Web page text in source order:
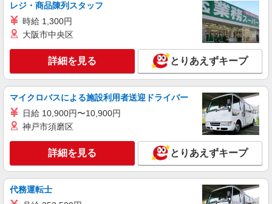
レジ・商品陳列スタッフ
時給 1,300円
大阪市中央区
詳細を見る とりあえずキープ
マイクロバスによる施設利用者送迎ドライバー
日給 10,900円〜10,900円
神戸市須磨区
詳細を見る とりあえずキープ
代務運転士